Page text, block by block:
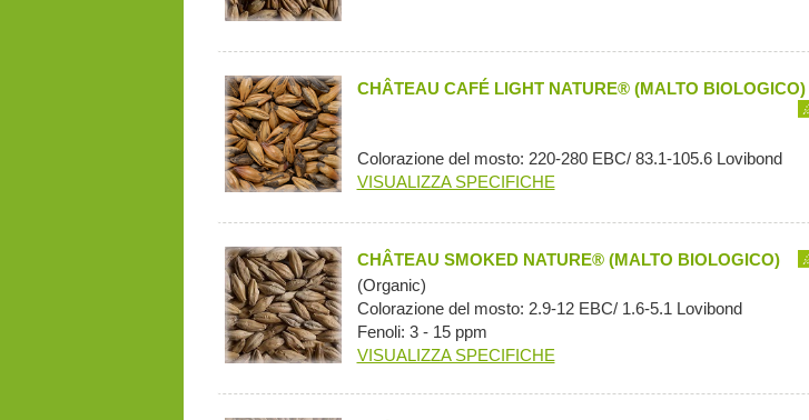
CHÂTEAU CAFÉ LIGHT NATURE® (MALTO BIOLOGICO)
Colorazione del mosto: 220-280 EBC/ 83.1-105.6 Lovibond
VISUALIZZA SPECIFICHE
CHÂTEAU SMOKED NATURE® (MALTO BIOLOGICO)
(Organic)
Colorazione del mosto: 2.9-12 EBC/ 1.6-5.1 Lovibond
Fenoli: 3 - 15 ppm
VISUALIZZA SPECIFICHE